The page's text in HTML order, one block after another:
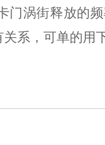
门涡街释放的
系，可单的用